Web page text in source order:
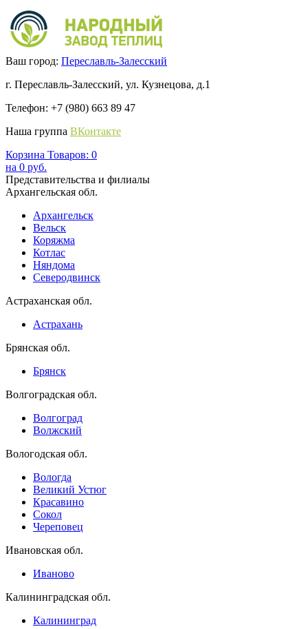
Ваш город: Переславль-Залесский
г. Переславль-Залесский, ул. Кузнецова, д.1
Телефон: +7 (980) 663 89 47
Наша группа ВКонтакте
Корзина Товаров: 0
на 0 руб.
Представительства и филиалы
Архангельская обл.
Архангельск
Вельск
Коряжма
Котлас
Няндома
Северодвинск
Астраханская обл.
Астрахань
Брянская обл.
Брянск
Волгоградская обл.
Волгоград
Волжский
Вологодская обл.
Вологда
Великий Устюг
Красавино
Сокол
Череповец
Ивановская обл.
Иваново
Калининградская обл.
Калининград